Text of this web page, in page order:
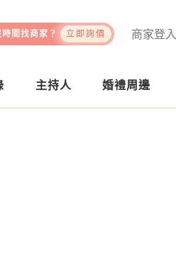
商家登入
時間找商家？ 立即詢價
主持人 婚禮周邊